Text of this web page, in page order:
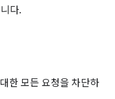
다.
한 모든 요청을 차단하